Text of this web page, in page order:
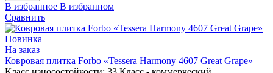
В избранное В избранном
Сравнить
Новинка
На заказ
Ковровая плитка Forbo «Tessera Harmony 4607 Great Grape»